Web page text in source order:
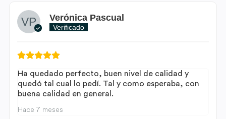
Verónica Pascual
Verificado
Ha quedado perfecto, buen nivel de calidad y
quedó tal cual lo pedí. Tal y como esperaba, con
buena calidad en general.
Hace 7 meses